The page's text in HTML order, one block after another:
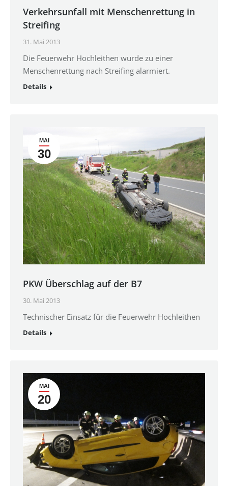
Verkehrsunfall mit Menschenrettung in
Streifing
31. Mai 2013
Die Feuerwehr Hochleithen wurde zu einer
Menschenrettung nach Streifing alarmiert.
Details
MAI
30
PKW Überschlag auf der B7
30. Mai 2013
Technischer Einsatz für die Feuerwehr Hochleithen
Details
MAI
20